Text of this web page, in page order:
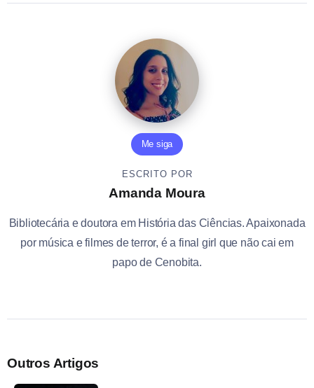
Me siga
ESCRITO POR
Amanda Moura
Bibliotecária e doutora em História das Ciências. Apaixonada
por música e filmes de terror, é a final girl que não cai em
papo de Cenobita.
Outros Artigos